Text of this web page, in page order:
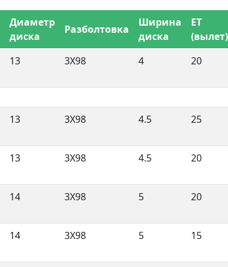
Диаметр
диска
Разболтовка
Ширина
диска
ET
(вылет)
13 3X98 4 20
13 3X98 4.5 25
13 3X98 4.5 20
14 3X98 5 20
14 3X98 5 15